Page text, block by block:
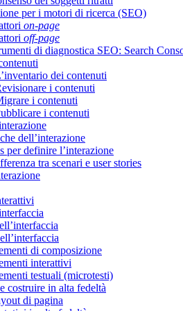
per i motori di ricerca (SEO)
on-page
off-page
di diagnostica SEO: Search
dei contenuti
i contenuti
i contenuti
i contenuti
dell’interazione
per definire l’interazione
tra scenari e user stories
di composizione
interattivi
testuali (microtesti)
costruire in alta fedeltà
di pagina